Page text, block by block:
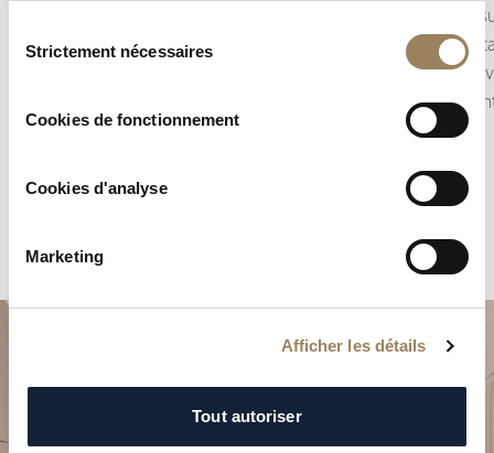
duStrictement nécessaires
Cookies de fonctionnement
Cookies d'analyse
Marketing
Afficher les détails
Tout autoriser
Selon la construction du mouvement, il peut
l’architecture du cadran.
lunaire